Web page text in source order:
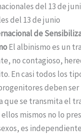
del 13 de
del 13 de junio
de
El albinismo es un
no contagioso,
En casi todos los
deben
que se transmita el
mismos no lo
es